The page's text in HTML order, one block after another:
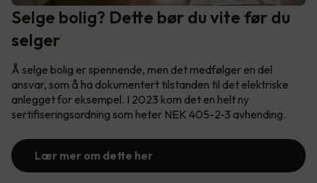
Selge bolig? Dette bør du vite før du
selger
Å selge bolig er spennende, men det medfølger en del
ansvar, som å ha dokumentert tilstanden til det elektriske
anlegget for eksempel. I 2023 kom det en helt ny
sertifiseringsordning som heter NEK 405-2-3 avhending.
Lær mer om dette her